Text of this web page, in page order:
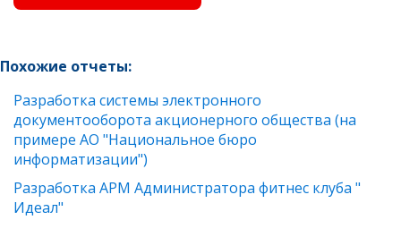
Похожие отчеты:
Разработка системы электронного
документооборота акционерного общества (на
примере АО "Национальное бюро
информатизации")
Разработка АРМ Администратора фитнес клуба "
Идеал"